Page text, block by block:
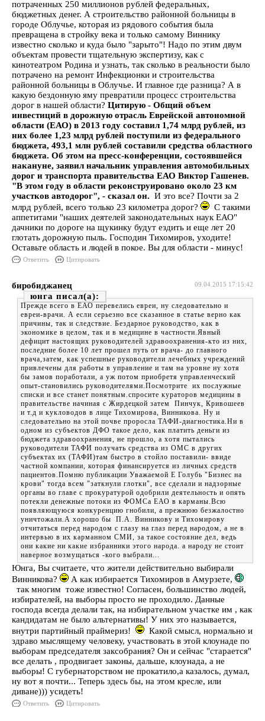
потраченных 250 миллионов рублей федеральных,
бюджетных денег. А строительство районной больницы в
городе Облучье, которая из рядового события была
превращена в стройку века и только самому Виннику
известно сколько и куда было "зарыто"! Надо по этим двум
объектам провести тщательную экспертизу, как с
кинотеатром Родина и узнать, так сколько в реальности было
потрачено на ремонт Инфекционки и строительства
районной больницы в Облучье. И главное где разница? А в
какую бездонную яму превратили процесс строительства
дорог в нашей области? Цитирую - Общий объем
инвестиций в дорожную отрасль Еврейской автономной
области (ЕАО) в 2013 году составил 1,74 млрд рублей, из
них более 1,23 млрд рублей поступили из федерального
бюджета, 493,1 млн рублей составили средства областного
бюджета. Об этом на пресс-конференции, состоявшейся
накануне, заявил начальник управления автомобильных
дорог и транспорта правительства ЕАО Виктор Гашенев.
"В этом году в области реконструировано около 23 км
участков автодорог", - сказал он. И это все? Почти за 2
млрд рублей, всего только 23 километра дорог?
С такими
аппетитами "наших деятелей законодательных наук ЕАО"
дачники по дороге на щукинку будут ездить и еще лет 20
глотать дорожную пыль. Господин Тихомиров, уходите!
Оставьте область и людей в покое. Вы для области - минус!
Ответить Цитировать
09.04.2015 17:15:42
биробиджанец
юнга
Прежде всего в ЕАО перевелись евреи, ну следовательно и
евреи-врачи. А если серьезно все сказанное в статье верно как
причины, так и следствие. Бездарное руководство, как в
экономике в целом, так и в медицине в частности.Явный
дефицит настоящих руководителей здравоохранения-кто из них,
последние более 10 лет прошел путь от врача- до главного
врача,затем, как успешные руководители лечебных учреждений
привлечены для работы в управление и там на уровне ну хотя
бы замов поработали, а уж потом приобретя управленческий
опыт-становились руководителями.Посмотрите их послужные
списки и все станет понятным.спросите кураторов медицины в
правительстве начиная с Жирдецкой затем Пинчук, Кривошеев
и т.д и кукловодов в лице Тихомирова, Винникова. Ну и
следовательно на этой почве проросла ТАФИ-диагностика.Ни в
одном из субъектов ДФО такое дело, как платить деньги из
бюджета здравоохранения, не прошло, а хотя пытались
руководители ТАФИ получать средства из ОМС в других
субъектах их (ТАФИ)там быстро в стойло поставили- ввиде
частной компании, которая финансируется из личных средств
пациентов.Помню публикации Уважаемой Е Голубь "Бизнес на
крови" тогда всем "заткнули глотки", все сделали и надзорные
органы во главе с прокуратурой одобрили деятельность и опять
потекли денежные потоки из ФОМСа ЕАО в карманы.Всю
появляющуюся конкуренцию гнобили, а прежнюю безжалостно
уничтожали.А хорошо бы П.А. Винникову и Тихомирову
отчитаться перед народом с глазу на глаз перед народом, а не в
интервью в их карманном СМИ, за такое состояние дел, ведь
они какие ни какие избранники этого народа. а народу не стоит
наверное возмущаться -кого выбрали...
Юнга, Вы считаете, что жители действительно выбирали
Винникова?
А как избирается Тихомиров в Амурзете,
так многим тоже известно! Согласен, большинство людей,
избирателей, на выборы просто не проходило. Данные
господа всегда делали так, на избирательном участке им , как
кандидатам не было альтернативы! У них это называется,
внутри партийный праймериз!
Какой смысл, нормально и
здраво мыслящему человеку, участвовать в этой клоунаде по
выборам председателя заксобрания? Он и сейчас "старается"
все делать , продвигает законы, дальше, клоунада, а не
выборы! С губернаторством не прокатило,а казалось, думал,
ну вот я почти... Теперь здесь бы, на этом кресле, или
диване))) усидеть!
Ответить Цитировать